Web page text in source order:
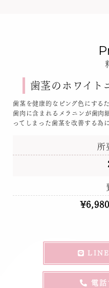
歯茎のホワイト
歯茎を健康的なピング色にする
歯肉に含まれるメラニンが歯肉
ってしまった歯茎を改善する為
所
LINE
電話